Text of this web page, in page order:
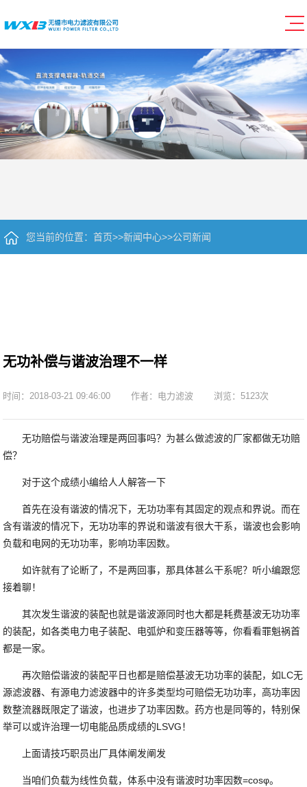
您当前的位置：首页>>新闻中心>>公司新闻
无功补偿与谐波治理不一样
时间：2018-03-21 09:46:00 作者：电力滤波 浏览：5123次
无功赔偿与谐波治理是两回事吗？为甚么做滤波的厂家都做无功赔
偿？
对于这个成绩小编给人人解答一下
首先在没有谐波的情况下，无功功率有其固定的观点和界说。而在
含有谐波的情况下，无功功率的界说和谐波有很大干系，谐波也会影响
负载和电网的无功功率，影响功率因数。
如许就有了论断了，不是两回事，那具体甚么干系呢？听小编跟您
接着聊！
其次发生谐波的装配也就是谐波源同时也大都是耗费基波无功功率
的装配，如各类电力电子装配、电弧炉和变压器等等，你看看罪魁祸首
都是一家。
再次赔偿谐波的装配平日也都是赔偿基波无功功率的装配，如LC无
源滤波器、有源电力滤波器中的许多类型均可赔偿无功功率，高功率因
数整流器既限定了谐波，也进步了功率因数。药方也是同等的，特别保
举可以或许治理一切电能品质成绩的LSVG！
上面请技巧职员出厂具体阐发阐发
当咱们负载为线性负载，体系中没有谐波时功率因数=cosφ。